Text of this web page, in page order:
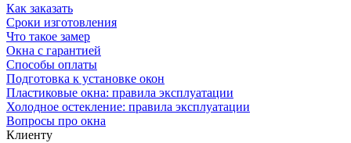
Как заказать
Сроки изготовления
Что такое замер
Окна с гарантией
Способы оплаты
Подготовка к установке окон
Пластиковые окна: правила эксплуатации
Холодное остекление: правила эксплуатации
Вопросы про окна
Клиенту